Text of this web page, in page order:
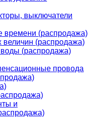
выключатели
времени (распродажа)
величин (распродажа)
воды (распродажа)
провода
и